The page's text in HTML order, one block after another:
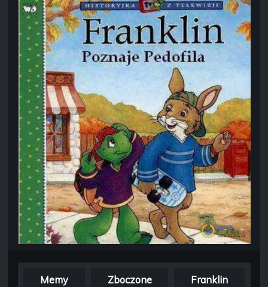
Memy Zboczone Franklin